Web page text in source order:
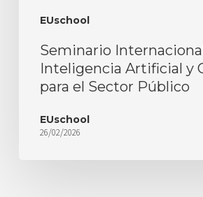
EUschool
Seminario
Inteligencia Artificial y
para el Sector Público
EUschool
26/02/2026